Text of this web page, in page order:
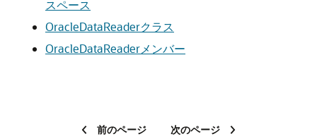
スペース
OracleDataReaderクラス
OracleDataReaderメンバー
前のページ 次のページ